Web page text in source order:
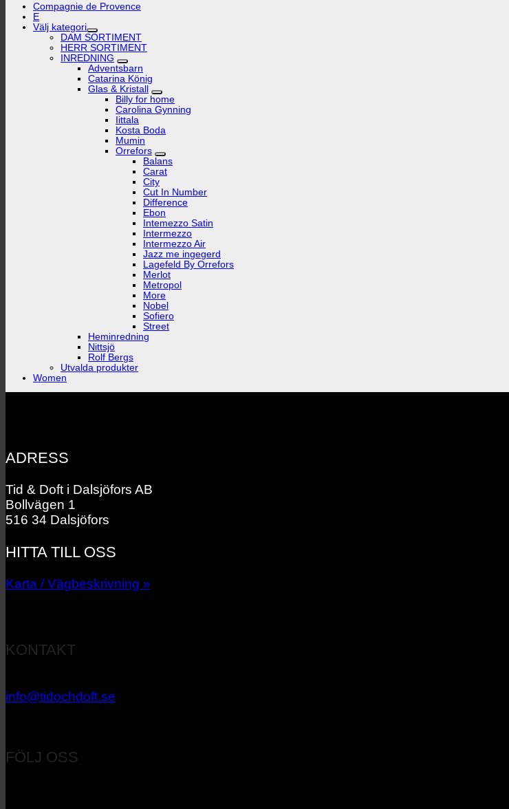
Compagnie de Provence
E
Välj kategori
DAM SORTIMENT
HERR SORTIMENT
INREDNING
Adventsbarn
Catarina König
Glas & Kristall
Billy for home
Carolina Gynning
Iittala
Kosta Boda
Mumin
Orrefors
Balans
Carat
City
Cut In Number
Difference
Ebon
Intemezzo Satin
Intermezzo
Intermezzo Air
Jazz me ingegerd
Lagefeld By Orrefors
Merlot
Metropol
More
Nobel
Sofiero
Street
Heminredning
Nittsjö
Rolf Bergs
Utvalda produkter
Women
ADRESS
Tid & Doft i Dalsjöfors AB
Bollvägen 1
516 34 Dalsjöfors
HITTA TILL OSS
Karta / Vägbeskrivning »
KONTAKT
info@tidochdoft.se
FÖLJ OSS